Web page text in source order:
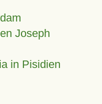
Joseph
in Pisidien